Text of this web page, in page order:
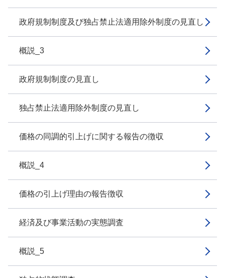
政府規制制度及び独占禁止法適用除外制度の見直し
概説_3
政府規制制度の見直し
独占禁止法適用除外制度の見直し
価格の同調的引上げに関する報告の徴収
概説_4
価格の引上げ理由の報告徴収
経済及び事業活動の実態調査
概説_5